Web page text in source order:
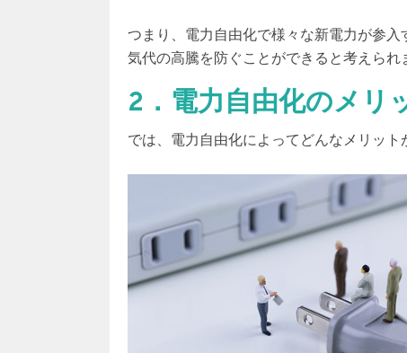
つまり、電力自由化で様々な新電力が参
気代の高騰を防ぐことができると考えられ
2．電力自由化のメリ
では、電力自由化によってどんなメリット